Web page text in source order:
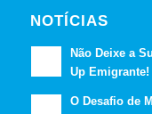
NOTÍCIAS
Não Deixe a
Up Emigrante!
O Desafio de